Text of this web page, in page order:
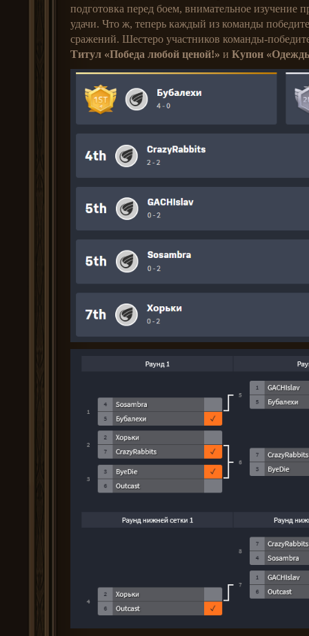
подготовка перед боем, внимательное изучение
удачи. Что ж, теперь каждый из команды
сражений. Шестеро участников команды-
Титул «Победа любой ценой!» и Купон